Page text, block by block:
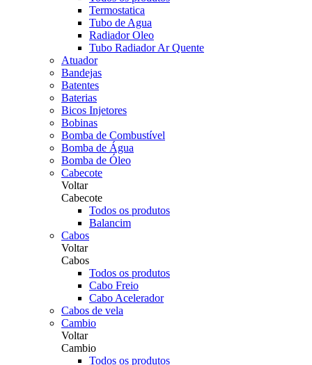
Termostatica
Tubo de Agua
Radiador Oleo
Tubo Radiador Ar Quente
Atuador
Bandejas
Batentes
Baterias
Bicos Injetores
Bobinas
Bomba de Combustível
Bomba de Água
Bomba de Óleo
Cabecote
Voltar
Cabecote
Todos os produtos
Balancim
Cabos
Voltar
Cabos
Todos os produtos
Cabo Freio
Cabo Acelerador
Cabos de vela
Cambio
Voltar
Cambio
Todos os produtos